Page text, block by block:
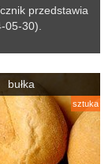
przedstawia
05-30).
bułka
sztuka